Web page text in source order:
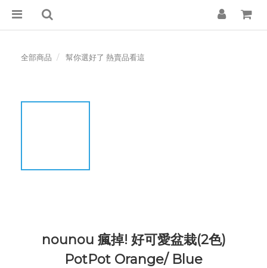
全部商品 幫你選好了 熱賣品看這
nounou 瘋掉! 好可愛盆栽(2色)
PotPot Orange/ Blue